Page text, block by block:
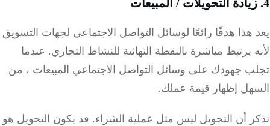
هذا هدفًا رائعًا لوسائل التواصل الاجتماعي لجهات التسويق
يرتبط مباشرة بالنقطة النهائية للنشاط التجاري. عندما
جهودك على وسائل التواصل الاجتماعي المبيعات ، من
إظهار قيمة عملك.
أن التحويل ليس مثل عملية الشراء. قد يكون التحويل هو